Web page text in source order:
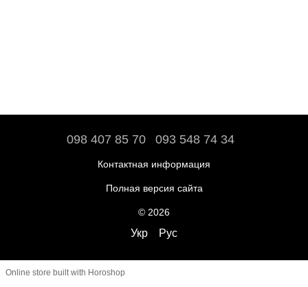
098 407 85 70 093 548 74 34
Контактная информация
Полная версия сайта
© 2026
Укр Рус
Online store built with Horoshop